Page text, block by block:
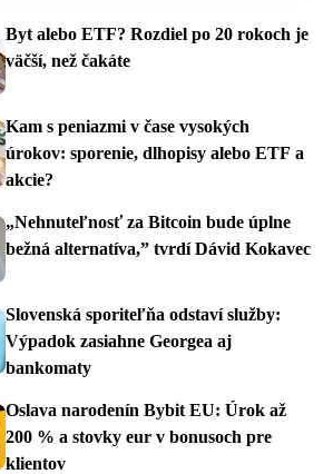
Byt alebo ETF? Rozdiel po 20 rokoch je
väčší, než čakáte
Kam s peniazmi v čase vysokých
úrokov: sporenie, dlhopisy alebo ETF a
akcie?
„Nehnuteľnosť za Bitcoin bude úplne
bežná alternatíva,” tvrdí Dávid Kokavec
Slovenská sporiteľňa odstaví služby:
Výpadok zasiahne Georgea aj
bankomaty
Oslava narodenín Bybit EU: Úrok až
200 % a stovky eur v bonusoch pre
klientov